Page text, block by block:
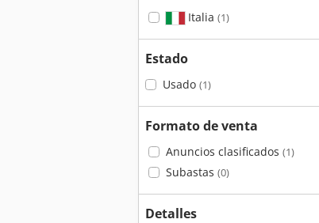
Italia (1)
Estado
Usado (1)
Formato de venta
Anuncios clasificados (1)
Subastas (0)
Detalles